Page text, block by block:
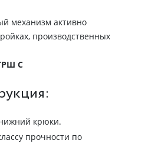
механизм активно
производственных
C
крюки.
прочности по